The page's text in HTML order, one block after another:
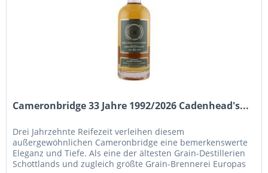
Cameronbridge 33 Jahre 1992/2026 Cadenhead's...
Drei Jahrzehnte Reifezeit verleihen diesem
außergewöhnlichen Cameronbridge eine bemerkenswerte
Eleganz und Tiefe. Als eine der ältesten Grain-Destillerien
Schottlands und zugleich größte Grain-Brennerei Europas